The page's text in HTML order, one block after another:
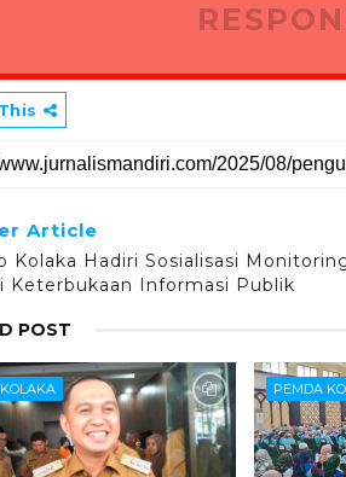
Article
Kolaka Hadiri Sosialisasi
Keterbukaan Informasi Publik
POST
PEMDA